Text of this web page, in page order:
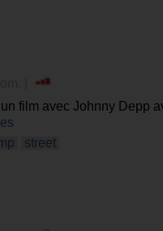
film avec Johnny Depp
street